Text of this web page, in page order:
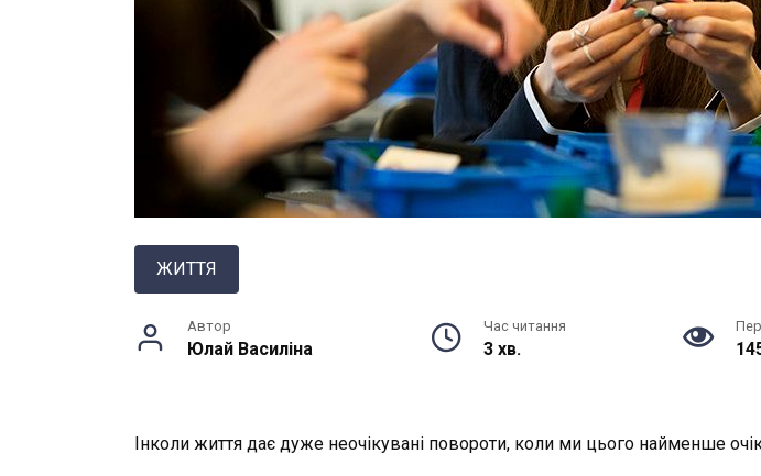
ЖИТТЯ
Автор
Юлай Василiна
Час читання
3 хв.
Інколи життя дає дуже неочікувані повороти, коли ми цього найменше